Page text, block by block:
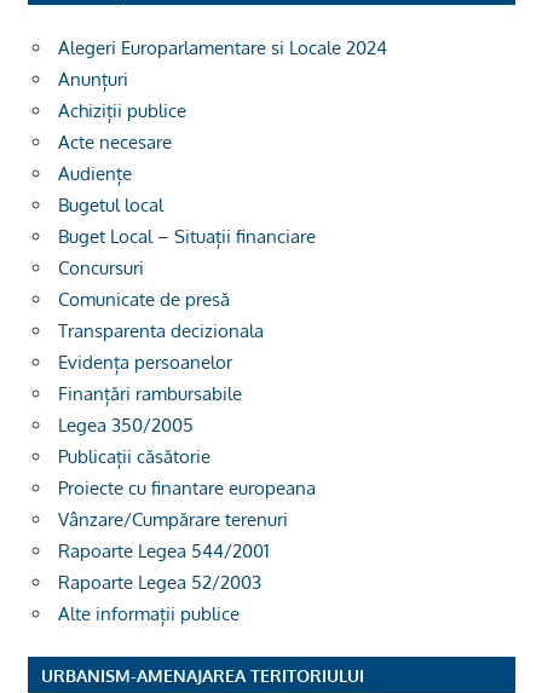
Alegeri Europarlamentare si Locale 2024
Anunțuri
Achiziții publice
Acte necesare
Audiențe
Bugetul local
Buget Local – Situații financiare
Concursuri
Comunicate de presă
Transparenta decizionala
Evidența persoanelor
Finanțări rambursabile
Legea 350/2005
Publicații căsătorie
Proiecte cu finantare europeana
Vânzare/Cumpărare terenuri
Rapoarte Legea 544/2001
Rapoarte Legea 52/2003
Alte informații publice
URBANISM-AMENAJAREA TERITORIULUI